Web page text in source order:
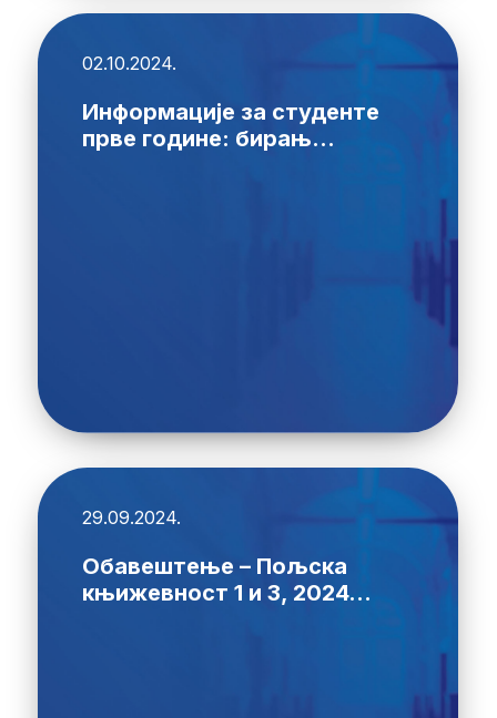
02.10.2024.
Информације за студенте
прве године: бирањ...
29.09.2024.
Обавештење – Пољска
књижевност 1 и 3, 2024...